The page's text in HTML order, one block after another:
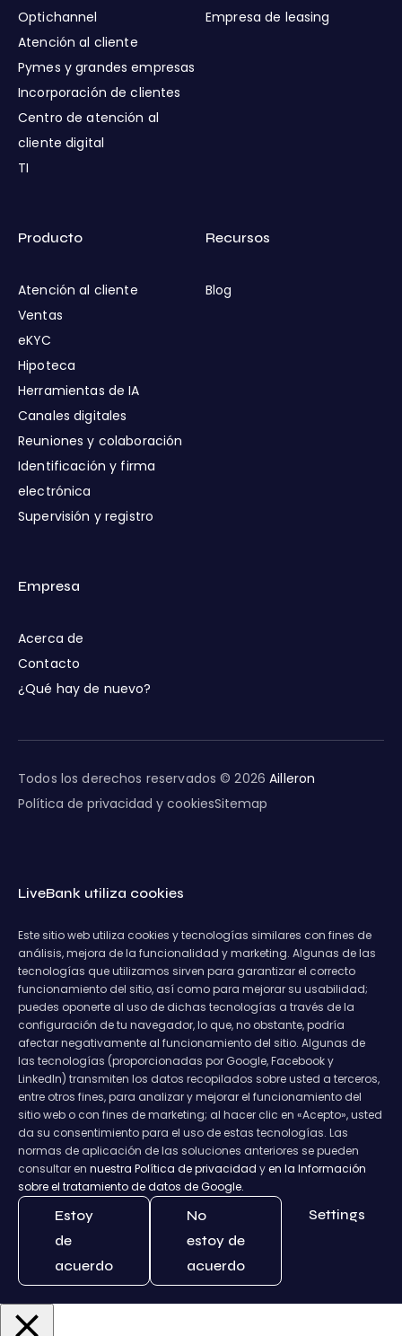
Optichannel
Atención al cliente
Pymes y grandes empresas
Incorporación de clientes
Centro de atención al
cliente digital
TI
Empresa de leasing
Producto
Atención al cliente
Ventas
eKYC
Hipoteca
Herramientas de IA
Canales digitales
Reuniones y colaboración
Identificación y firma
electrónica
Supervisión y registro
Recursos
Blog
Empresa
Acerca de
Contacto
¿Qué hay de nuevo?
Todos los derechos reservados © 2026Ailleron
Política de privacidad y cookiesSitemap
LiveBank utiliza cookies
Este sitio web utiliza cookies y tecnologías similares con fines de
análisis, mejora de la funcionalidad y marketing. Algunas de las
tecnologías que utilizamos sirven para garantizar el correcto
funcionamiento del sitio, así como para mejorar su usabilidad;
puedes oponerte al uso de dichas tecnologías a través de la
configuración de tu navegador, lo que, no obstante, podría
afectar negativamente al funcionamiento del sitio. Algunas de
las tecnologías (proporcionadas por Google, Facebook y
LinkedIn) transmiten los datos recopilados sobre usted a terceros,
entre otros fines, para analizar y mejorar el funcionamiento del
sitio web o con fines de marketing; al hacer clic en «Acepto», usted
da su consentimiento para el uso de estas tecnologías. Las
normas de aplicación de las soluciones anteriores se pueden
consultar en nuestra Política de privacidad yen la Información
sobre el tratamiento de datos de Google.
Estoy
de
acuerdo
No
estoy de
acuerdo
Settings